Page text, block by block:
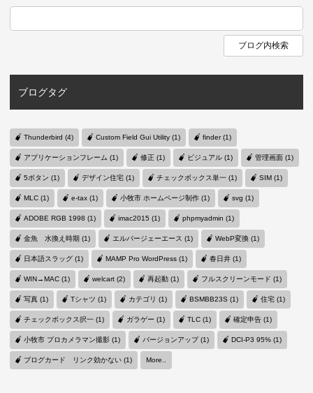
ブログタグ
Thunderbird (4) Custom Field Gui Utility (1) finder (1)
アプリケーションフレーム (1) 修正 (1) ビジュアル (1) 管理画面 (1)
5ボタン (1) デザイン住宅 (1) チェックボックス単一 (1) SIM (1)
MLC (1) e-tax (1) 小牧市 ホームページ制作 (1) svg (1)
ADOBE RGB 1998 (1) imac2015 (1) phpmyadmin (1)
金魚 水換え時期 (1) エルバージェーエース (1) WebP変換 (1)
日本語スラッグ (1) MAMP Pro WordPress (1) 春日井 (1)
WIN→MAC (1) welcart (2) 再起動 (1) フルスクリーンモード (1)
写真 (1) Tシャツ (1) カテゴリ (1) BSMBB23S (1) 住宅 (1)
チェックボックス択一 (1) ガラゲー (1) TLC (1) 確定申告 (1)
小牧市 プロカメラマン撮影 (1) バージョンアップ (1) DCI-P3 95% (1)
ブログカード リンク効かない (1) More..